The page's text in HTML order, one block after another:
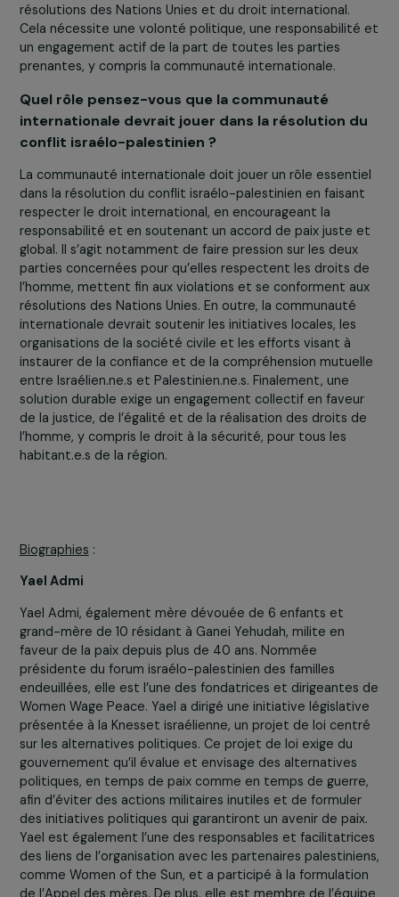
pour s’attaquer aux causes profondes des conflits et
garantir le succès à long terme des efforts menés en
faveur de la consolidation de la paix.
Comment envisagez-vous un avenir pacifique
entre Israël et la Palestine ? Comment peut-
parvenir ?
Nous envisageons un avenir pacifique entre Israël et la
Palestine fondé sur les principes de justice, d’égalité et
respect des droits de l’homme. Une paix juste et
ne peut être obtenue que par un véritable dialogue,
reconnaissance mutuelle et la mise en œuvre des
résolutions des Nations Unies et du droit international.
Cela nécessite une volonté politique, une
un engagement actif de la part de toutes les parties
prenantes, y compris la communauté internationale.
Quel rôle pensez-vous que la communauté
internationale devrait jouer dans la résolution
conflit israélo-palestinien ?
La communauté internationale doit jouer un rôle
global. Il s’agit notamment de faire pression sur les deux
l’homme, mettent fin aux violations et se conforment
résolutions des Nations Unies. En outre, la communauté
internationale devrait soutenir les initiatives locales, les
organisations de la société civile et les efforts visant à
instaurer de la confiance et de la compréhension
entre Israélien.ne.s et Palestinien.ne.s. Finalement, une
solution durable exige un engagement collectif en
de la justice, de l’égalité et de la réalisation des droits
l’homme, y compris le droit à la sécurité, pour tous les
habitant.e.s de la région.
Biographies: